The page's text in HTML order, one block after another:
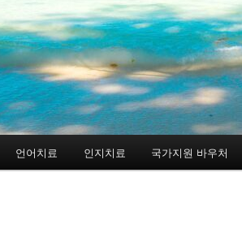
언어치료 인지치료 국가지원 바우처